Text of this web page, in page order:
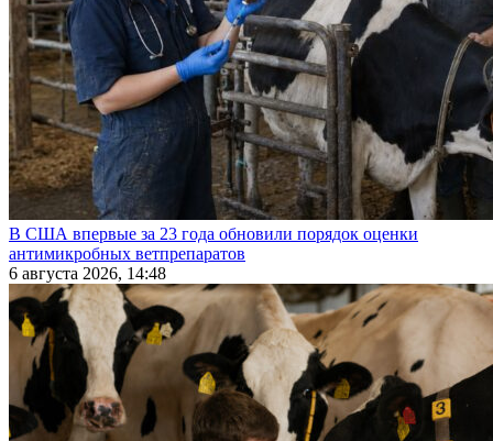
В США впервые за 23 года обновили порядок оценки
антимикробных ветпрепаратов
6 августа 2026, 14:48